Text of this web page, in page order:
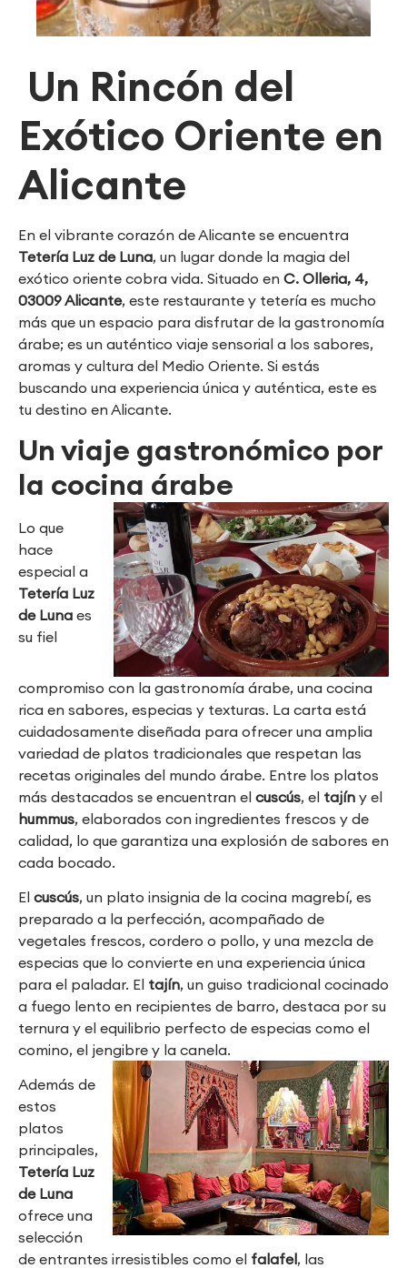
Un Rincón del
Exótico Oriente en
Alicante
En el vibrante corazón de Alicante se encuentra
Tetería Luz de Luna, un lugar donde la magia del
exótico oriente cobra vida. Situado en C. Olleria, 4,
03009 Alicante, este restaurante y tetería es mucho
más que un espacio para disfrutar de la gastronomía
árabe; es un auténtico viaje sensorial a los sabores,
aromas y cultura del Medio Oriente. Si estás
buscando una experiencia única y auténtica, este es
tu destino en Alicante.
Un viaje gastronómico por
la cocina árabe
Lo que
hace
especial a
Tetería Luz
de Luna es
su fiel
compromiso con la gastronomía árabe, una cocina
rica en sabores, especias y texturas. La carta está
cuidadosamente diseñada para ofrecer una amplia
variedad de platos tradicionales que respetan las
recetas originales del mundo árabe. Entre los platos
más destacados se encuentran el cuscús, el tajín y el
hummus, elaborados con ingredientes frescos y de
calidad, lo que garantiza una explosión de sabores en
cada bocado.
El cuscús, un plato insignia de la cocina magrebí, es
preparado a la perfección, acompañado de
vegetales frescos, cordero o pollo, y una mezcla de
especias que lo convierte en una experiencia única
para el paladar. El tajín, un guiso tradicional cocinado
a fuego lento en recipientes de barro, destaca por su
ternura y el equilibrio perfecto de especias como el
comino, el jengibre y la canela.
Además de
estos
platos
principales,
Tetería Luz
de Luna
ofrece una
selección
de entrantes irresistibles como el falafel, las